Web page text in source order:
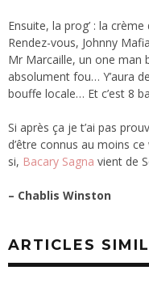
Ensuite, la prog’ : la
Rendez-vous, Johnny
Mr Marcaille, un one man
absolument fou… Y’aura
bouffe locale… Et c’est 8
Si après ça je t’ai pas
d’être connus au moins
si, Bacary Sagna vient de
– Chablis Winston
ARTICLES